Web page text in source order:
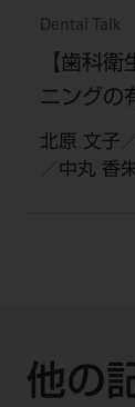
Dental Talk
【歯科
ニングの
北原 文子
／中丸 香
他の